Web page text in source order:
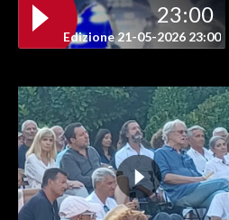
23:00
Edizione 21-05-2026 23:00